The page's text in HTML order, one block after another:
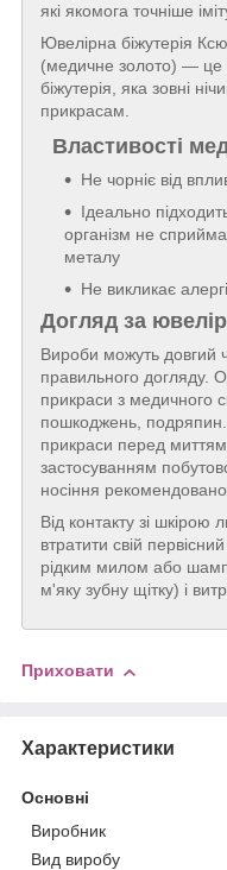
які якомога точніше
Ювелірна біжутерія
(медичне золото) — це
біжутерія, яка зовні
прикрасам.
Властивості
Не чорніє від
Ідеально
організм не
металу
Не викликає
Догляд за
Вироби можуть довгий
правильного догляду.
прикраси з медичного
пошкоджень, подряпин.
прикраси перед
застосуванням
носіння
Від контакту зі
втратити свій
рідким милом або
м'яку зубну щітку) і
Приховати
Характеристики
Основні
Виробник
Вид виробу